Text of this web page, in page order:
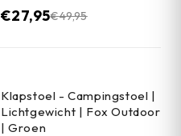
€49,95
€27,95
Klapstoel - Campingstoel |
Lichtgewicht | Fox Outdoor
| Groen